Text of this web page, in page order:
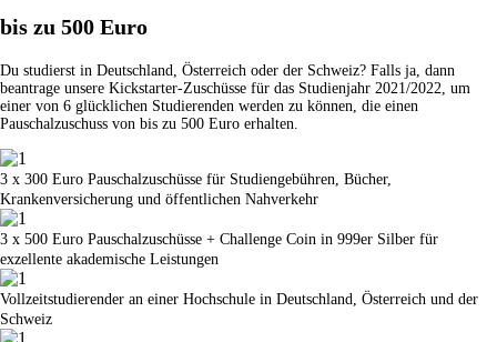
bis zu 500 Euro
Du studierst in Deutschland, Österreich oder der Schweiz? Falls ja, dann
beantrage unsere Kickstarter-Zuschüsse für das Studienjahr 2021/2022, um
einer von 6 glücklichen Studierenden werden zu können, die einen
Pauschalzuschuss von bis zu 500 Euro erhalten.
3 x 300 Euro Pauschalzuschüsse für Studiengebühren, Bücher,
Krankenversicherung und öffentlichen Nahverkehr
3 x 500 Euro Pauschalzuschüsse + Challenge Coin in 999er Silber für
exzellente akademische Leistungen
Vollzeitstudierender an einer Hochschule in Deutschland, Österreich und der
Schweiz